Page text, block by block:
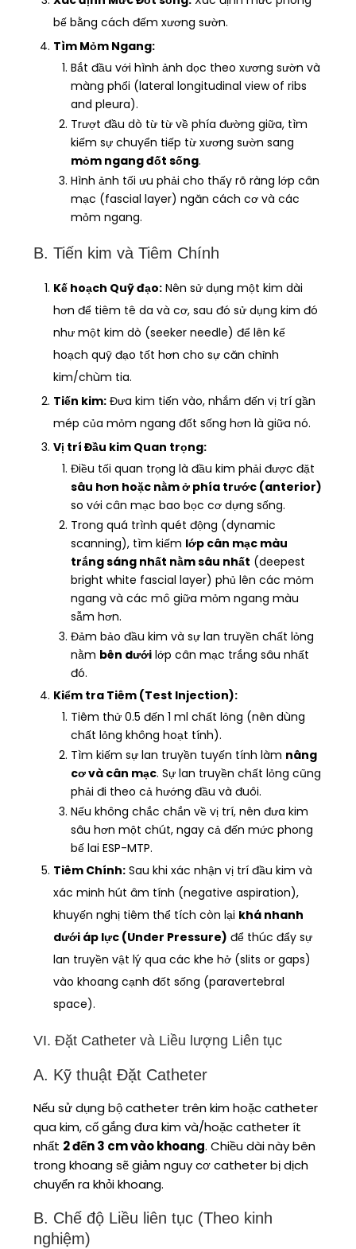
bế bằng cách đếm xương sườn.
Tìm Mỏm Ngang:
Bắt đầu với hình ảnh dọc theo xương sườn và
màng phổi (lateral longitudinal view of ribs
and pleura).
Trượt đầu dò từ từ về phía đường giữa, tìm
kiếm sự chuyển tiếp từ xương sườn sang
mỏm ngang đốt sống.
Hình ảnh tối ưu phải cho thấy rõ ràng lớp cân
mạc (fascial layer) ngăn cách cơ và các
mỏm ngang.
B. Tiến kim và Tiêm Chính
Kế hoạch Quỹ đạo: Nên sử dụng một kim dài
hơn để tiêm tê da và cơ, sau đó sử dụng kim đó
như một kim dò (seeker needle) để lên kế
hoạch quỹ đạo tốt hơn cho sự căn chỉnh
kim/chùm tia.
Tiến kim: Đưa kim tiến vào, nhắm đến vị trí gần
mép của mỏm ngang đốt sống hơn là giữa nó.
Vị trí Đầu kim Quan trọng:
Điều tối quan trọng là đầu kim phải được đặt
sâu hơn hoặc nằm ở phía trước (anterior)
so với cân mạc bao bọc cơ dựng sống.
Trong quá trình quét động (dynamic
scanning), tìm kiếm lớp cân mạc màu
trắng sáng nhất nằm sâu nhất (deepest
bright white fascial layer) phủ lên các mỏm
ngang và các mô giữa mỏm ngang màu
sẫm hơn.
Đảm bảo đầu kim và sự lan truyền chất lỏng
nằm bên dưới lớp cân mạc trắng sâu nhất
đó.
Kiểm tra Tiêm (Test Injection):
Tiêm thử 0.5 đến 1 ml chất lỏng (nên dùng
chất lỏng không hoạt tính).
Tìm kiếm sự lan truyền tuyến tính làm nâng
cơ và cân mạc. Sự lan truyền chất lỏng cũng
phải đi theo cả hướng đầu và đuôi.
Nếu không chắc chắn về vị trí, nên đưa kim
sâu hơn một chút, ngay cả đến mức phong
bế lai ESP-MTP.
Tiêm Chính: Sau khi xác nhận vị trí đầu kim và
xác minh hút âm tính (negative aspiration),
khuyến nghị tiêm thể tích còn lại khá nhanh
dưới áp lực (Under Pressure) để thúc đẩy sự
lan truyền vật lý qua các khe hở (slits or gaps)
vào khoang cạnh đốt sống (paravertebral
space).
VI. Đặt Catheter và Liều lượng Liên tục
A. Kỹ thuật Đặt Catheter
Nếu sử dụng bộ catheter trên kim hoặc catheter
qua kim, cố gắng đưa kim và/hoặc catheter ít
nhất 2 đến 3 cm vào khoang. Chiều dài này bên
trong khoang sẽ giảm nguy cơ catheter bị dịch
chuyển ra khỏi khoang.
B. Chế độ Liều liên tục (Theo kinh
nghiệm)